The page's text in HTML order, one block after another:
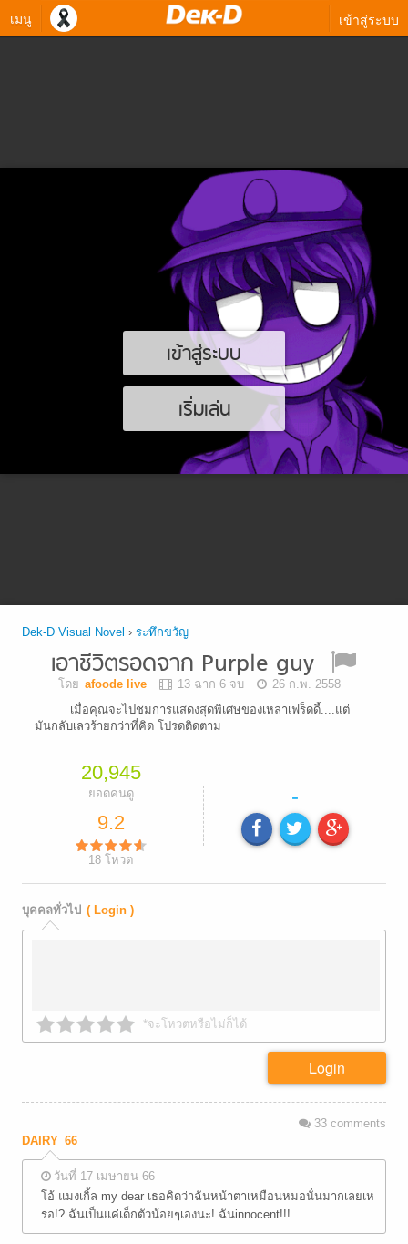
เมนู เข้าสู่ระบบ
เข้าสู่ระบบ
เริ่มเล่น
Dek-D Visual Novel › ระทึกขวัญ
เอาชีวิตรอดจาก Purple guy
โดย afoode live 13 ฉาก 6 จบ
26 ก.พ. 2558
เมื่อคุณจะไปชมการแสดงสุดพิเศษของเหล่าเฟร็ดดี้....แต่
มันกลับเลวร้ายกว่าที่คิด โปรดติดตาม
20,945
ยอดคนดู
9.2
18 โหวต
-
บุคคลทั่วไป ( Login )
*จะโหวตหรือไม่ก็ได้
Login
33comments
DAIRY_66
วันที่ 17 เมษายน 66
โอ้ แมงเกิ้ล my dear เธอคิดว่าฉันหน้าตาเหมือนหมอนั่นมากเลยเห
รอ!? ฉันเป็นแค่เด็กตัวน้อยๆเองนะ! ฉันinnocent!!!